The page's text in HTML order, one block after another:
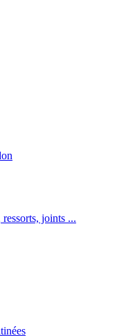
joints ...